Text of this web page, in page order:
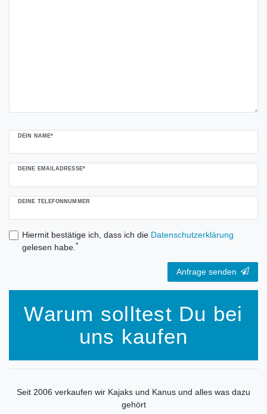
DEIN NAME*
DEINE EMAILADRESSE*
DEINE TELEFONNUMMER
Hiermit bestätige ich, dass ich die Daten­schutz­erklärung
gelesen habe. *
Anfrage senden
Warum solltest Du bei
uns kaufen
Seit 2006 verkaufen wir Kajaks und Kanus und alles was dazu
gehört